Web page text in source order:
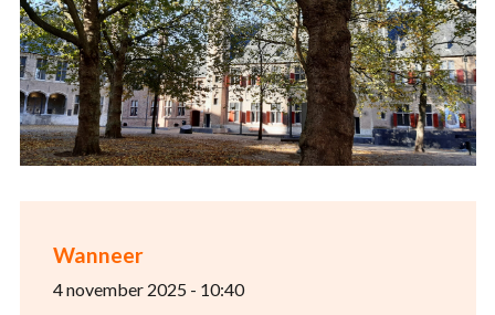
Wanneer
4 november 2025 - 10:40